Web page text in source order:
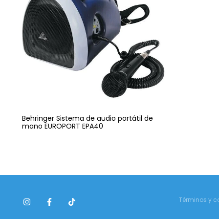
Behringer Sistema de audio portátil de
mano EUROPORT EPA40
Términos y